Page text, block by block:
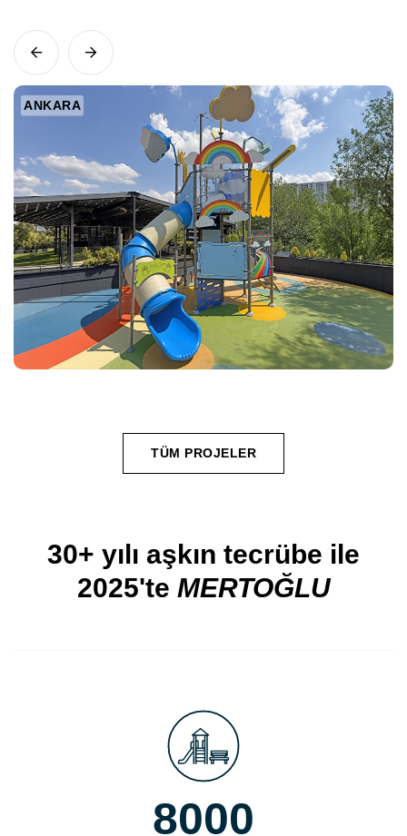
ANKARA
TÜM PROJELER
30+ yılı aşkın tecrübe ile
2025'te MERTOĞLU
8000